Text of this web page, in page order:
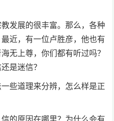
发展的很丰富。那么，各种
近，有一位卢胜彦，他也有
无上尊，你们都有听过吗？
是迷信？
些道理来分辨，怎么样是正